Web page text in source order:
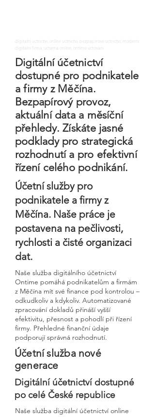
digitalni uctnictvi, online uctnictvi, bezpapirove uctnictvi, moderni
digitalni firma, uctarna online, ontime uctovani
Digitální účetnictví
dostupné pro podnikatele
a firmy z Měčína.
Bezpapírový provoz,
aktuální data a měsíční
přehledy. Získáte jasné
podklady pro strategická
rozhodnutí a pro efektivní
řízení celého podnikání.
Účetní služby pro
podnikatele a firmy z
Měčína. Naše práce je
postavena na pečlivosti,
rychlosti a čisté organizaci
dat.
Naše služba digitálního účetnictví
Ontime pomáhá podnikatelům a firmám
z Měčína mít své finance pod kontrolou –
odkudkoliv a kdykoliv. Automatizované
zpracování dokladů přináší vyšší
efektivitu, přesnost a pohodlí při řízení
firmy. Přehledné finanční údaje
podporují správná rozhodnutí.
Účetní služba nové
generace
Digitální účetnictví dostupné
po celé České republice
Naše služba digitální účetnictví online